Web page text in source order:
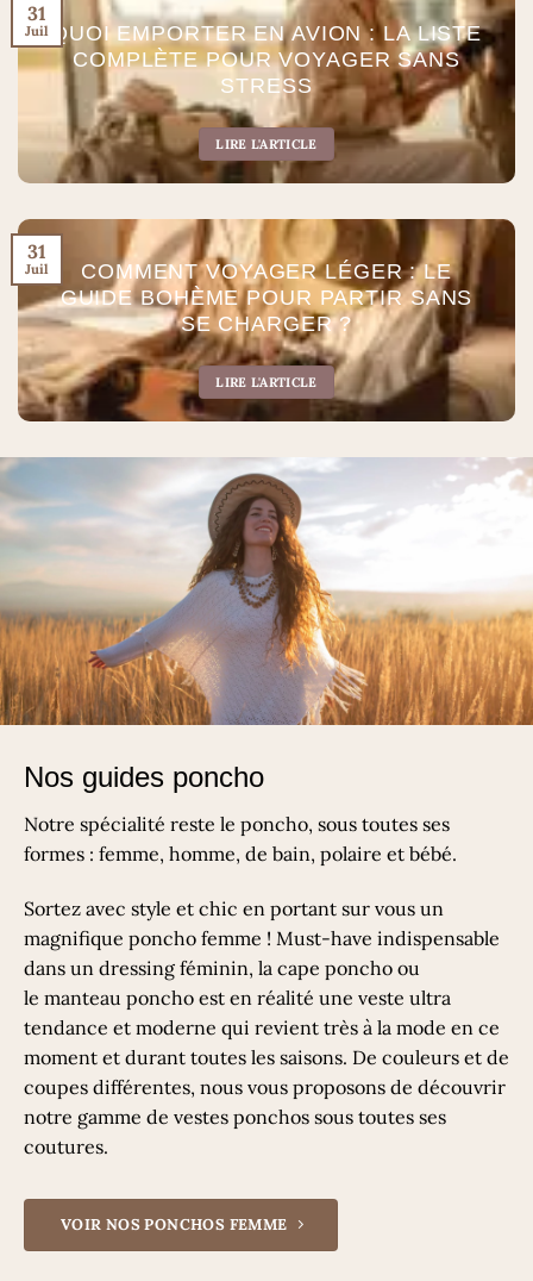
QUOI EMPORTER EN AVION : LA LISTE
COMPLÈTE POUR VOYAGER SANS
STRESS
LIRE L'ARTICLE
31
Juil
COMMENT VOYAGER LÉGER : LE
GUIDE BOHÈME POUR PARTIR SANS
SE CHARGER ?
LIRE L'ARTICLE
31
Juil
Nos guides poncho
Notre spécialité reste le poncho, sous toutes ses
formes : femme, homme, de bain, polaire et bébé.
Sortez avec style et chic en portant sur vous un
magnifique poncho femme ! Must-have indispensable
dans un dressing féminin, la cape poncho ou
le manteau poncho est en réalité une veste ultra
tendance et moderne qui revient très à la mode en ce
moment et durant toutes les saisons. De couleurs et de
coupes différentes, nous vous proposons de découvrir
notre gamme de vestes ponchos sous toutes ses
coutures.
VOIR NOS PONCHOS FEMME